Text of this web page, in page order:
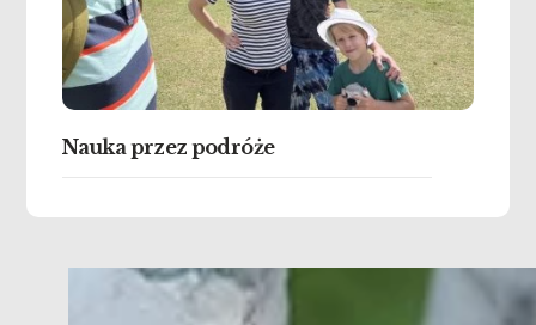
Nauka przez podróże